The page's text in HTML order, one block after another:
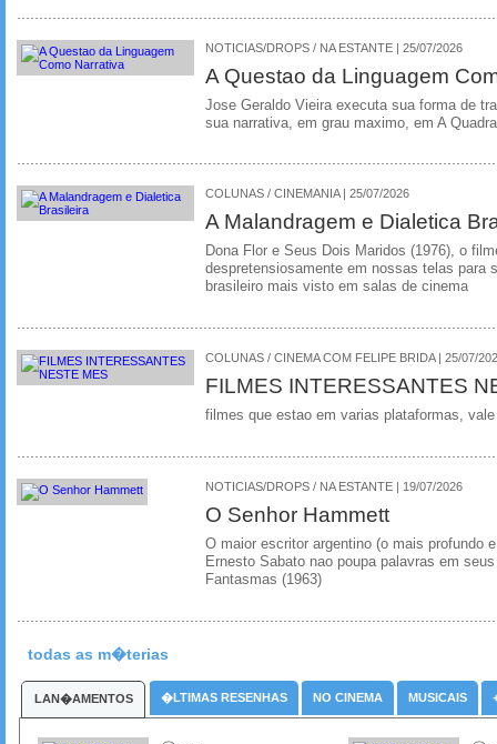
NOTICIAS/DROPS / NA ESTANTE | 25/07/2026
A Questao da Linguagem
Jose Geraldo Vieira executa sua forma de
sua narrativa, em grau maximo, em A
COLUNAS / CINEMANIA | 25/07/2026
A Malandragem e Dialetica
Dona Flor e Seus Dois Maridos (1976), o
despretensiosamente em nossas telas para
brasileiro mais visto em salas de cinema
COLUNAS / CINEMA COM FELIPE BRIDA | 25/07/
FILMES INTERESSANTES
filmes que estao em varias plataformas,
NOTICIAS/DROPS / NA ESTANTE | 19/07/2026
O Senhor Hammett
O maior escritor argentino (o mais profundo
Ernesto Sabato nao poupa palavras em
Fantasmas (1963)
todas as m�terias
LAN�AMENTOS �LTIMAS RESENHAS NO CINEMA MUSICAIS